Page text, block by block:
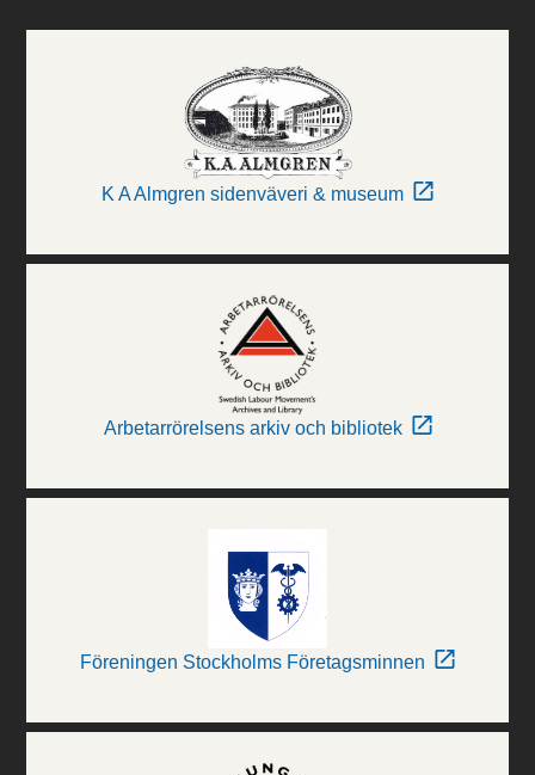
K A Almgren sidenväveri & museum
Arbetarrörelsens arkiv och bibliotek
Föreningen Stockholms Företagsminnen